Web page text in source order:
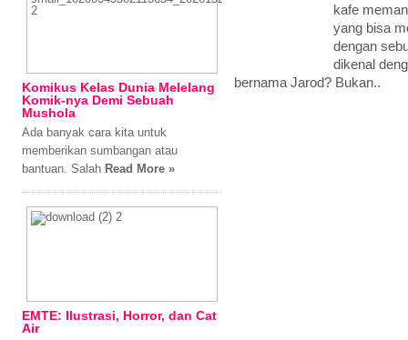
kafe
yang bisa
dengan
dikenal
bernama Jarod? Bukan..
Komikus Kelas Dunia Melelang
Komik-nya Demi Sebuah
Mushola
Ada banyak cara kita untuk
memberikan sumbangan atau
bantuan. Salah Read More »
EMTE: Ilustrasi, Horror, dan Cat
Air